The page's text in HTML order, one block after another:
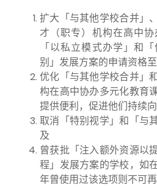
扩大「与其他学校合并」
才（职专）机构在高中协
「以私立模式办学」和
别」发展方案的申请资格
优化「与其他学校合并」
构在高中协办多元化教育
提供便利，促进他们持续
取消「特别视学」和「与
及
曾获批「注入额外资源以
程」发展方案的学校，如
年曾使用过该选项则不可再